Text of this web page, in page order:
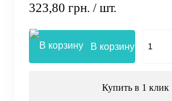
323,80 грн. / шт.
В корзину
Купить в 1 клик